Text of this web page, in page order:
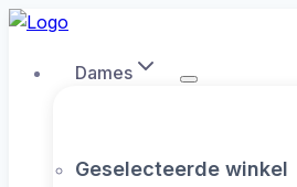
Doorgaan
inhoud
Dames
Geselecteerde winkel